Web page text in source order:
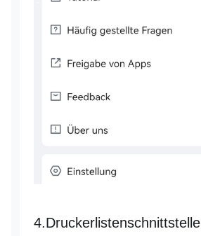
4.Druckerlistenschnittstelle